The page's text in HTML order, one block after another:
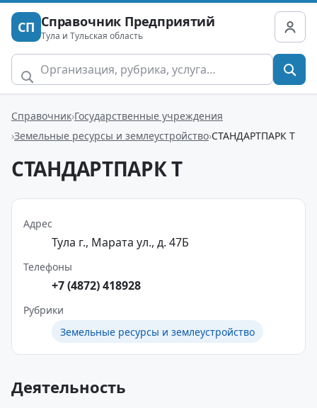
СП Справочник Предприятий
Тула и Тульская область
Справочник Государственные учреждения
Земельные ресурсы и землеустройство СТАНДАРТПАРК Т
СТАНДАРТПАРК Т
Адрес
Тула г., Марата ул., д. 47Б
Телефоны
+7 (4872) 418928
Рубрики
Земельные ресурсы и землеустройство
Деятельность